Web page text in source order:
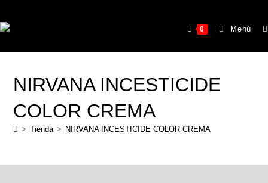
0 Menú
NIRVANA INCESTICIDE
COLOR CREMA
> Tienda > NIRVANA INCESTICIDE COLOR CREMA